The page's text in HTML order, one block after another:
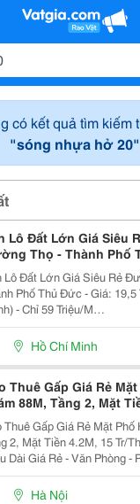
có kết quả tìm kiếm
"sóng nhựa hở 20"
Lô Đất Lớn Giá Siêu
Thọ - Thành Phố
Lô Đất Lớn Giá Siêu Rẻ
Thủ Đức - Giá: 19,5 Tỷ (Thương Lượng
- Chỉ 59 Triệu/M
4M, Liền Kề Chung Cư
Tâm Thành Phố Thủ Đức -
Hồ Chí Minh
Thuê Gấp Giá Rẻ
88M, Tầng 2, Mặt
Thuê Gấp Giá Rẻ Mặt Phố
2, Mặt Tiền 4.2M, 15 Tr/
Dài Giá Rẻ - Văn Phòng -
Hóa - Gia Đình Ở - Thang
Tả: + Cho Thuê Gấp, Giá
Hà Nội